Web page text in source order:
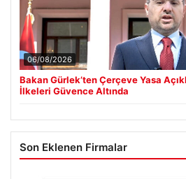
06/08/2026
Bakan Gürlek’ten Çerçeve Yasa
İlkeleri Güvence Altında
Son Eklenen Firmalar